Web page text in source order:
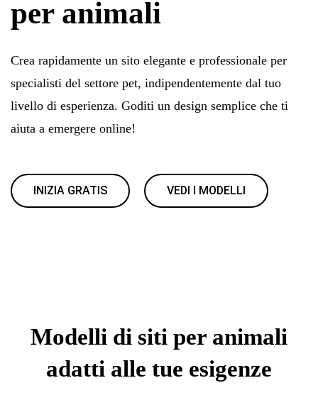
per animali
Crea rapidamente un sito elegante e professionale per
specialisti del settore pet, indipendentemente dal tuo
livello di esperienza. Goditi un design semplice che ti
aiuta a emergere online!
INIZIA GRATIS VEDI I MODELLI
Modelli di siti per animali
adatti alle tue esigenze